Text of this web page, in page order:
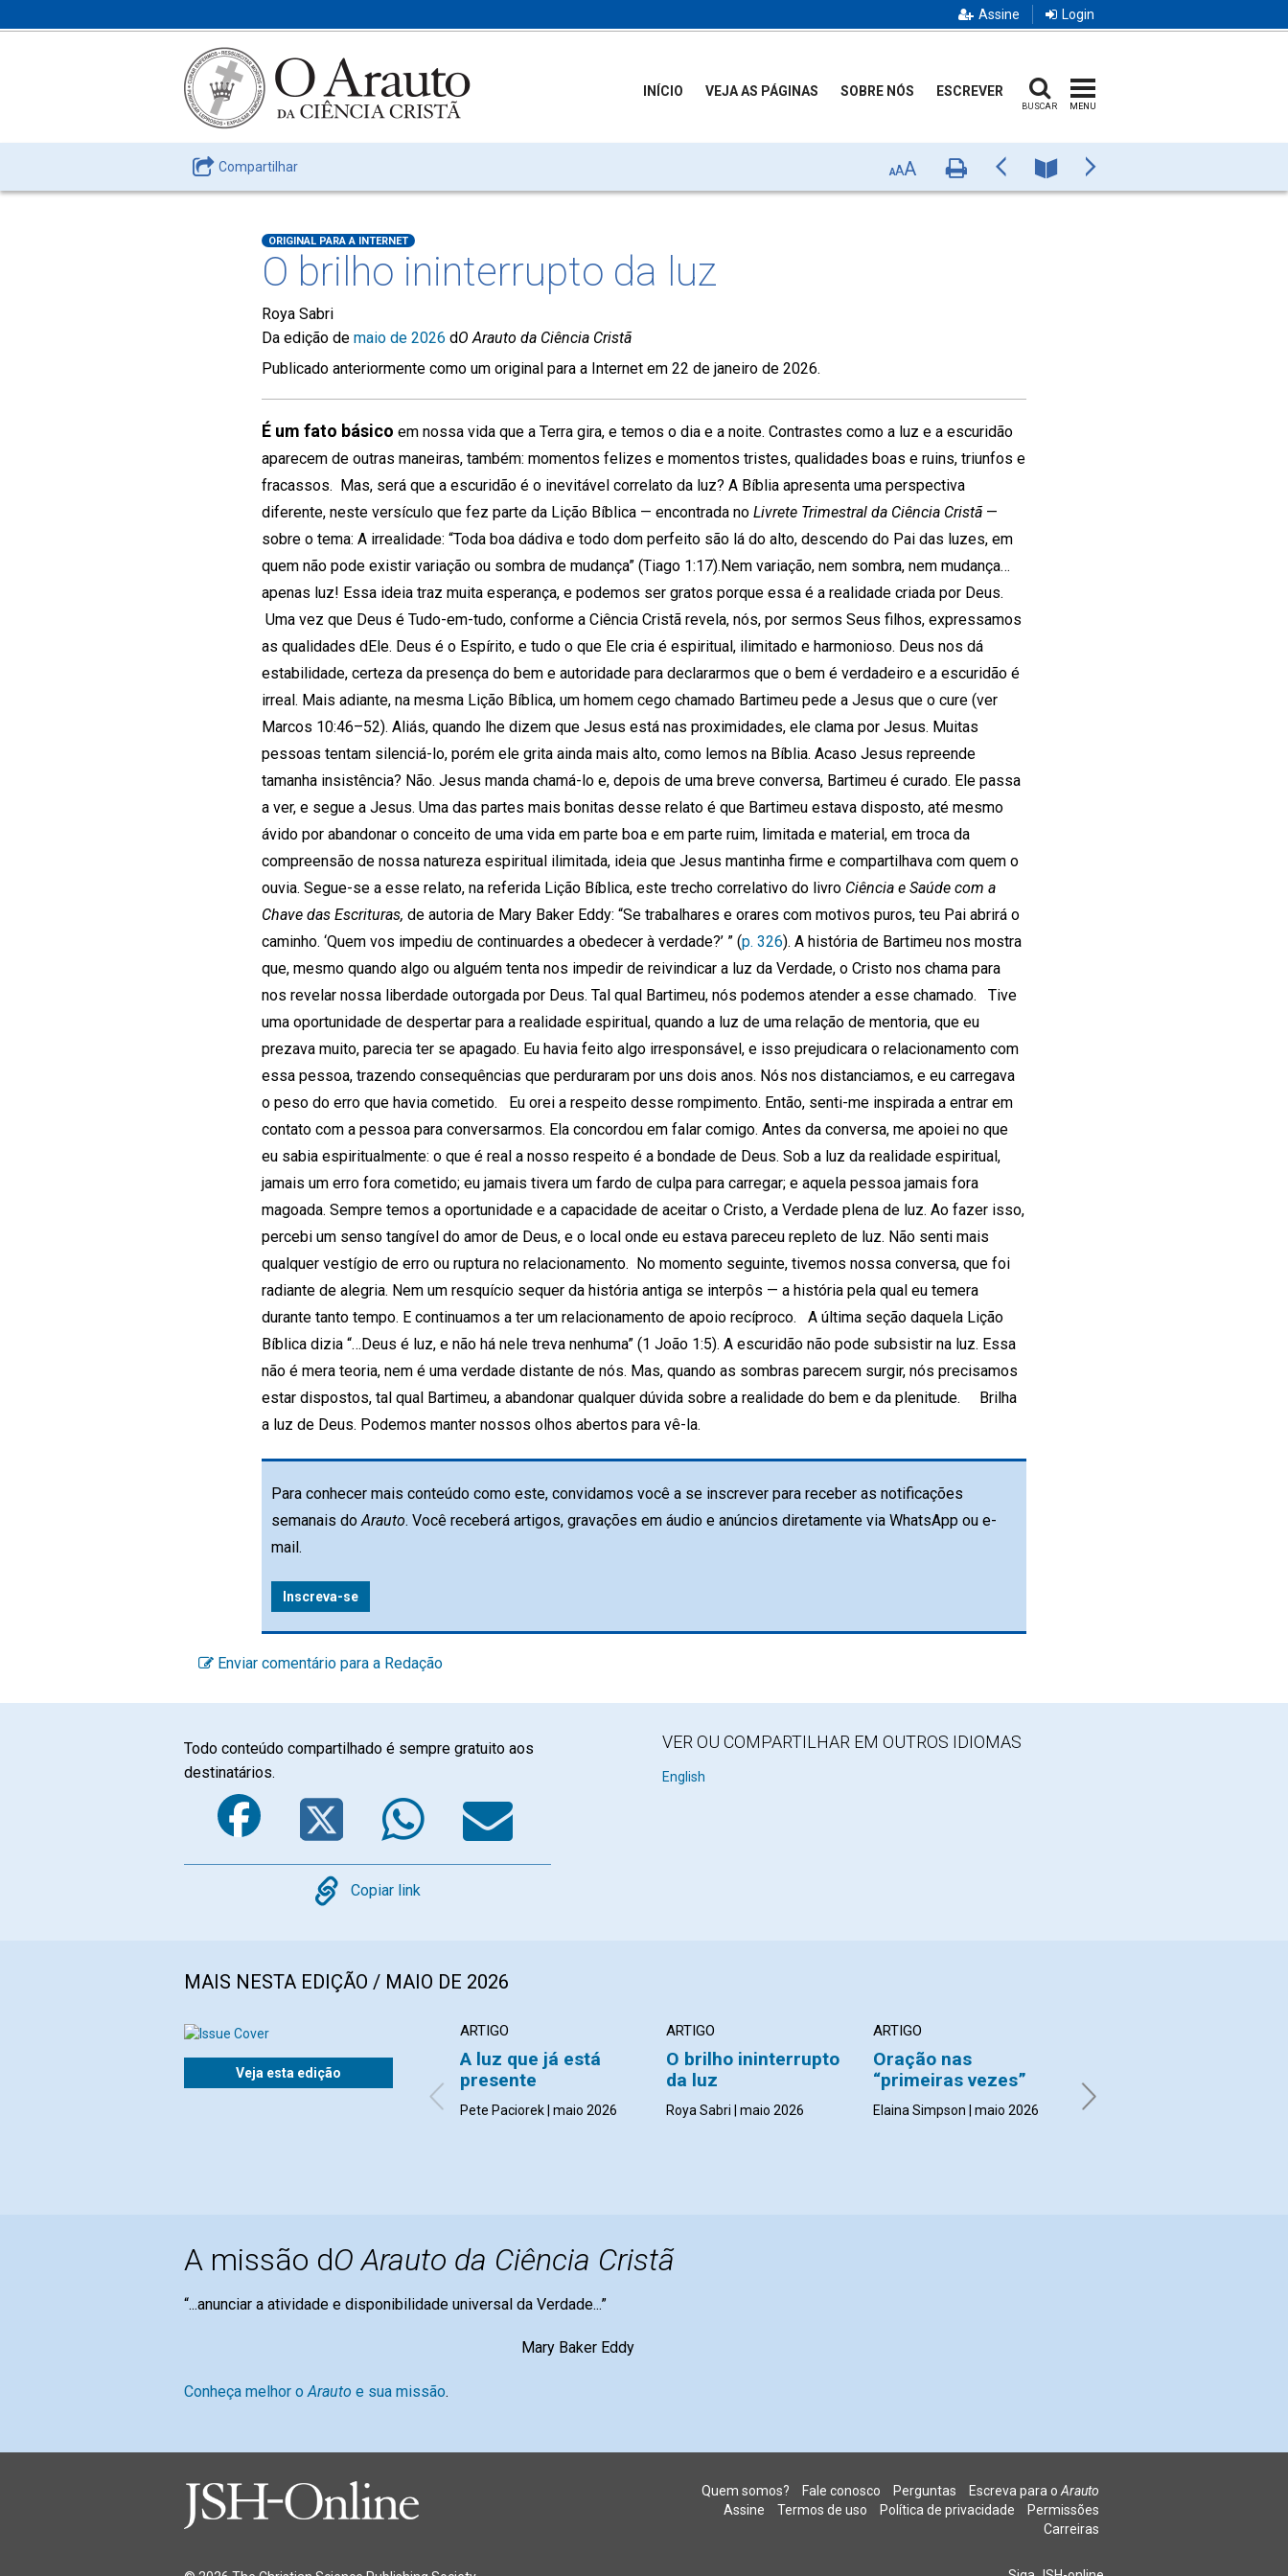
Assine Login
INÍCIO VEJA AS PÁGINAS SOBRE NÓS ESCREVER
BUSCAR MENU
Compartilhar AAA ImprimirAnterior NúmeroPróximo
ORIGINAL PARA A INTERNET
O brilho ininterrupto da luz
Roya Sabri
Da edição de maio de 2026 dO Arauto da Ciência Cristã
Publicado anteriormente como um original para a Internet em 22 de janeiro de 2026.
É um fato básico em nossa vida que a Terra gira, e temos o dia e a noite. Contrastes como a luz e a escuridão
aparecem de outras maneiras, também: momentos felizes e momentos tristes, qualidades boas e ruins, triunfos e
fracassos. Mas, será que a escuridão é o inevitável correlato da luz? A Bíblia apresenta uma perspectiva
diferente, neste versículo que fez parte da Lição Bíblica — encontrada no Livrete Trimestral da Ciência Cristã —
sobre o tema: A irrealidade: “Toda boa dádiva e todo dom perfeito são lá do alto, descendo do Pai das luzes, em
quem não pode existir variação ou sombra de mudança” (Tiago 1:17).Nem variação, nem sombra, nem mudança…
apenas luz! Essa ideia traz muita esperança, e podemos ser gratos porque essa é a realidade criada por Deus.
Uma vez que Deus é Tudo-em-tudo, conforme a Ciência Cristã revela, nós, por sermos Seus filhos, expressamos
as qualidades dEle. Deus é o Espírito, e tudo o que Ele cria é espiritual, ilimitado e harmonioso. Deus nos dá
estabilidade, certeza da presença do bem e autoridade para declararmos que o bem é verdadeiro e a escuridão é
irreal. Mais adiante, na mesma Lição Bíblica, um homem cego chamado Bartimeu pede a Jesus que o cure (ver
Marcos 10:46–52). Aliás, quando lhe dizem que Jesus está nas proximidades, ele clama por Jesus. Muitas
pessoas tentam silenciá-lo, porém ele grita ainda mais alto, como lemos na Bíblia. Acaso Jesus repreende
tamanha insistência? Não. Jesus manda chamá-lo e, depois de uma breve conversa, Bartimeu é curado. Ele passa
a ver, e segue a Jesus. Uma das partes mais bonitas desse relato é que Bartimeu estava disposto, até mesmo
ávido por abandonar o conceito de uma vida em parte boa e em parte ruim, limitada e material, em troca da
compreensão de nossa natureza espiritual ilimitada, ideia que Jesus mantinha firme e compartilhava com quem o
ouvia. Segue-se a esse relato, na referida Lição Bíblica, este trecho correlativo do livro Ciência e Saúde com a
Chave das Escrituras, de autoria de Mary Baker Eddy: “Se trabalhares e orares com motivos puros, teu Pai abrirá o
caminho. ‘Quem vos impediu de continuardes a obedecer à verdade?’ ” (p. 326). A história de Bartimeu nos mostra
que, mesmo quando algo ou alguém tenta nos impedir de reivindicar a luz da Verdade, o Cristo nos chama para
nos revelar nossa liberdade outorgada por Deus. Tal qual Bartimeu, nós podemos atender a esse chamado. Tive
uma oportunidade de despertar para a realidade espiritual, quando a luz de uma relação de mentoria, que eu
prezava muito, parecia ter se apagado. Eu havia feito algo irresponsável, e isso prejudicara o relacionamento com
essa pessoa, trazendo consequências que perduraram por uns dois anos. Nós nos distanciamos, e eu carregava
o peso do erro que havia cometido. Eu orei a respeito desse rompimento. Então, senti-me inspirada a entrar em
contato com a pessoa para conversarmos. Ela concordou em falar comigo. Antes da conversa, me apoiei no que
eu sabia espiritualmente: o que é real a nosso respeito é a bondade de Deus. Sob a luz da realidade espiritual,
jamais um erro fora cometido; eu jamais tivera um fardo de culpa para carregar; e aquela pessoa jamais fora
magoada. Sempre temos a oportunidade e a capacidade de aceitar o Cristo, a Verdade plena de luz. Ao fazer isso,
percebi um senso tangível do amor de Deus, e o local onde eu estava pareceu repleto de luz. Não senti mais
qualquer vestígio de erro ou ruptura no relacionamento. No momento seguinte, tivemos nossa conversa, que foi
radiante de alegria. Nem um resquício sequer da história antiga se interpôs — a história pela qual eu temera
durante tanto tempo. E continuamos a ter um relacionamento de apoio recíproco. A última seção daquela Lição
Bíblica dizia “…Deus é luz, e não há nele treva nenhuma” (1 João 1:5). A escuridão não pode subsistir na luz. Essa
não é mera teoria, nem é uma verdade distante de nós. Mas, quando as sombras parecem surgir, nós precisamos
estar dispostos, tal qual Bartimeu, a abandonar qualquer dúvida sobre a realidade do bem e da plenitude. Brilha
a luz de Deus. Podemos manter nossos olhos abertos para vê-la.
Para conhecer mais conteúdo como este, convidamos você a se inscrever para receber as notificações
semanais do Arauto. Você receberá artigos, gravações em áudio e anúncios diretamente via WhatsApp ou e-
mail.
Inscreva-se
Enviar comentário para a Redação
Todo conteúdo compartilhado é sempre gratuito aos
destinatários.
FacebookTwitterWhatsApp
Email
Copy
Copiar link
VER OU COMPARTILHAR EM OUTROS IDIOMAS
English
MAIS NESTA EDIÇÃO / MAIO DE 2026
Veja esta edição
ARTIGO
A luz que já está
presente
Pete Paciorek | maio 2026
ARTIGO
O brilho ininterrupto
da luz
Roya Sabri | maio 2026
ARTIGO
Oração nas
“primeiras vezes”
Elaina Simpson | maio 2026
Ann Nelson | maio 2026
A missão dO Arauto da Ciência Cristã
“...anunciar a atividade e disponibilidade universal da Verdade...”
Mary Baker Eddy
Conheça melhor o Arauto e sua missão.
Quem somos? Fale conosco Perguntas Escreva para o Arauto
Assine
Termos de uso Política de privacidade
Permissões
Carreiras